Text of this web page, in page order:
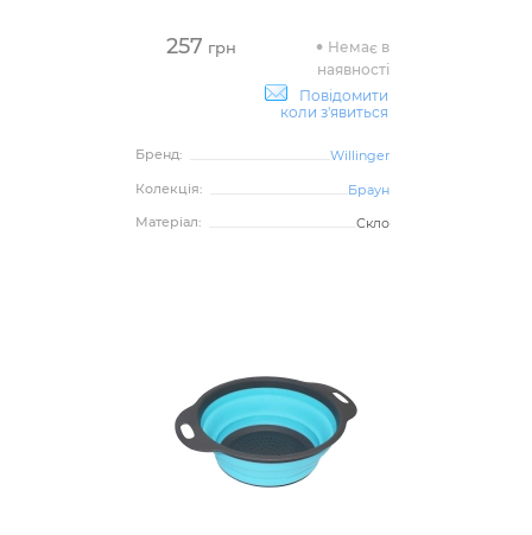
257 грн
Немає в
наявності
Повідомити
коли з'явиться
Бренд:
Willinger
Колекція:
Браун
Матеріал:
Скло